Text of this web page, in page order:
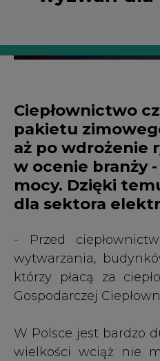
- Przed
wytwarzania,
którzy płacą za
W Polsce jest bardzo
wielkości wciąż nie
gruntownej
związanych z
liczący ponad 1000
Europejskiej w latach
- Pakiet zimowy jest
interesuje
charakterystyce
będą przyłączane
jakieś zawirowania
kwestie kluczowe dla